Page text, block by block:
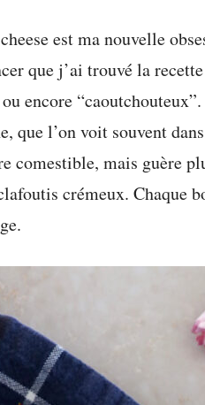
est ma nouvelle
que j’ai trouvé la
encore
que l’on voit souvent
comestible, mais guère
crémeux. Chaque